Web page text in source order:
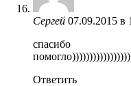
Сергей 07.09.2015 в
спасибо
Ответить